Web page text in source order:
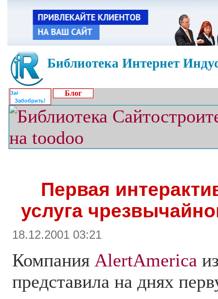
Библиотека Интернет
Забобрить!
Блог
Первая
услуга
18.12.2001 03:21
Компания AlertAmerica
представила на днях